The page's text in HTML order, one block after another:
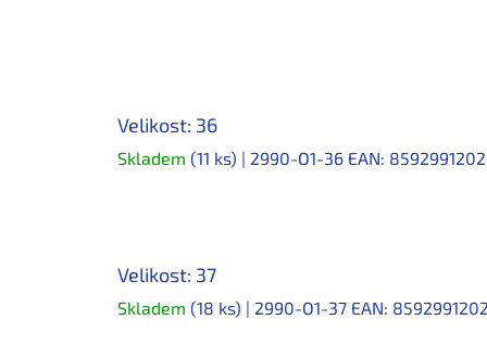
Velikost: 36
Skladem (11 ks) | 2990-O1-36 EAN:
Velikost: 37
Skladem (18 ks) | 2990-O1-37 EAN: